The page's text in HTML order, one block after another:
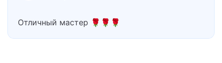
Отличный мастер 🌹🌹🌹